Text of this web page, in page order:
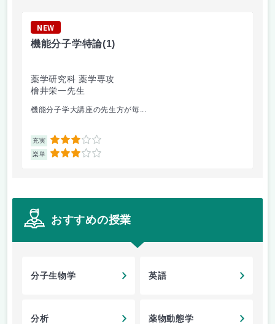
NEW
機能分子学特論(1)
薬学研究科 薬学専攻
檜井栄一先生
機能分子学大講座の先生方が毎...
充実 3
楽単 3
おすすめの授業
分子生物学 英語
分析 薬物動態学